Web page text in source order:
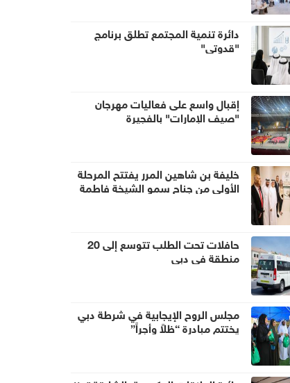
دائرة تنمية المجتمع تطلق برنامج
"قدوتي"
إقبال واسع على فعاليات مهرجان
"صيف الإمارات" بالفجيرة
خليفة بن شاهين المرر يفتتح المرحلة
الأولى من جناح سمو الشيخة فاطمة
حافلات تحت الطلب تتوسع إلى 20
منطقة في دبي
مجلس الروح الإيجابية في شرطة دبي
يختتم مبادرة “ظلاً وأجراً”